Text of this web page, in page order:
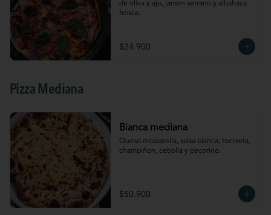
de oliva y ajo, jamon serrano y albahaca
fresca.
$24.900
Pizza Mediana
Bianca mediana
Queso mozzarella, salsa blanca, tocineta,
champiñon, cebolla y pecorino.
$50.900